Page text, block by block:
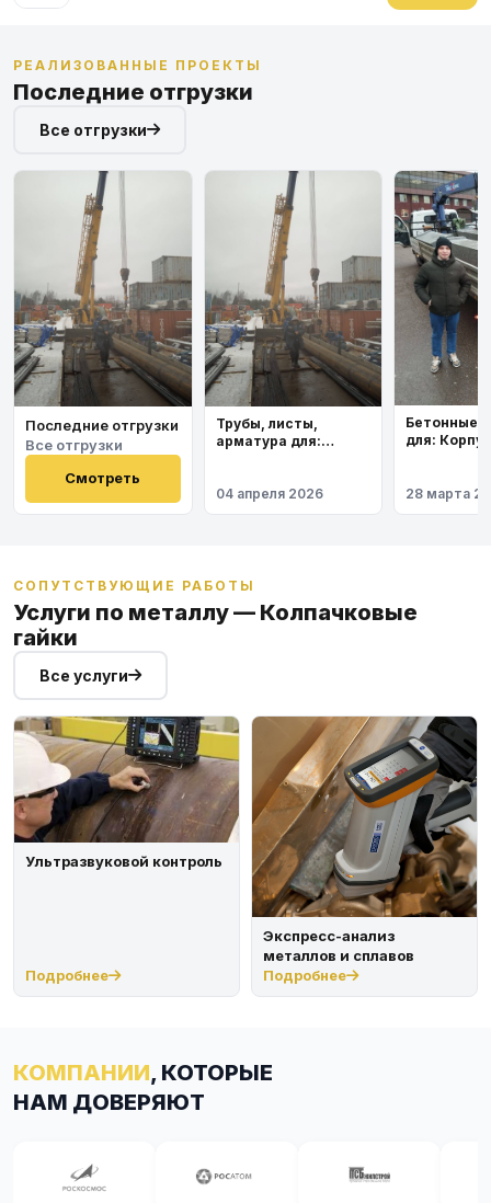
РЕАЛИЗОВАННЫЕ ПРОЕКТЫ
Последние отгрузки
Все отгрузки
Последние отгрузки
Все отгрузки
Смотреть
Трубы, листы,
арматура для:
04 апреля 2026
Бетонные
для:
28 марта
СОПУТСТВУЮЩИЕ РАБОТЫ
Услуги по металлу — Колпачковые
гайки
Все услуги
Ультразвуковой контроль
Подробнее
Экспресс-анализ
металлов и сплавов
Подробнее
КОМПАНИИ, КОТОРЫЕ
НАМ ДОВЕРЯЮТ